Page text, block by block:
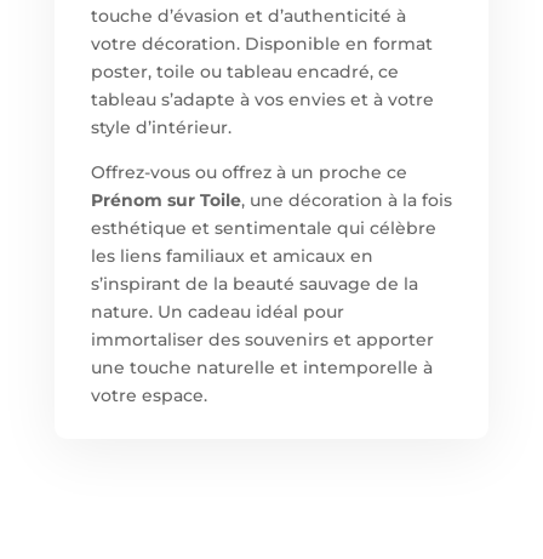
touche d’évasion et d’authenticité à
votre décoration. Disponible en format
poster, toile ou tableau encadré, ce
tableau s’adapte à vos envies et à votre
style d’intérieur.
Offrez-vous ou offrez à un proche ce
Prénom sur Toile, une décoration à la fois
esthétique et sentimentale qui célèbre
les liens familiaux et amicaux en
s’inspirant de la beauté sauvage de la
nature. Un cadeau idéal pour
immortaliser des souvenirs et apporter
une touche naturelle et intemporelle à
votre espace.